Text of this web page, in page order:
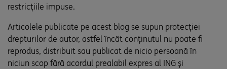
restricțiile impuse.
Articolele publicate pe acest blog se supun protecției
drepturilor de autor, astfel încât conținutul nu poate fi
reprodus, distribuit sau publicat de nicio persoană în
niciun scop fără acordul prealabil expres al ING și